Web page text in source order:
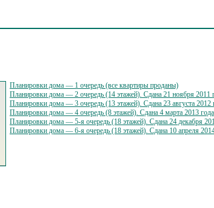
Планировки дома — 1 очередь (все квартиры проданы)
Планировки дома — 2 очередь (14 этажей). Сдана 21 ноября 2011
Планировки дома — 3 очередь (13 этажей). Сдана 23 августа 2012
Планировки дома — 4 очередь (8 этажей). Сдана 4 марта 2013
Планировки дома — 5-я очередь (18 этажей). Cдана 24 декабря
Планировки дома — 6-я очередь (18 этажей). Cдана 10 апреля